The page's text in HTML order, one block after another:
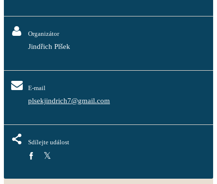
Organizátor
Jindřich Plšek
E-mail
plsekjindrich7@gmail.com
Sdílejte událost